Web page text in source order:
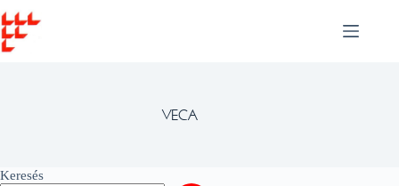
to
content
VECA
Keresés